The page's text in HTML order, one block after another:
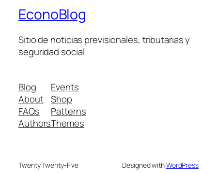
EconoBlog
Sitio de noticias previsionales, tributarias y
seguridad social
Blog
About
FAQs
Authors
Events
Shop
Patterns
Themes
Twenty Twenty-Five Designed withWordPress